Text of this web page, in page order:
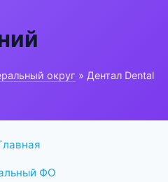
округ » Дентал Dental
ФО